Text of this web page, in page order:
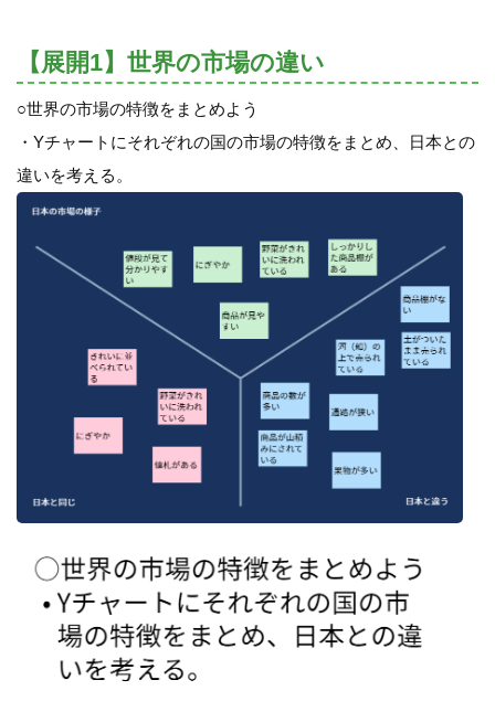
【展開1】世界の市場の違い
○世界の市場の特徴をまとめよう
・Yチャートにそれぞれの国の市場の特徴をまとめ、日本との
違いを考える。